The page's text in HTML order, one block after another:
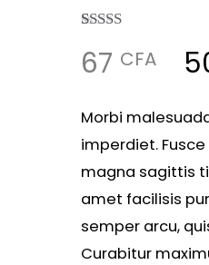
3.50
sur 5
notations
client
67 CFA
Morbi
imperdiet.
magna sagittis
amet facilisis
semper arcu,
Curabitur